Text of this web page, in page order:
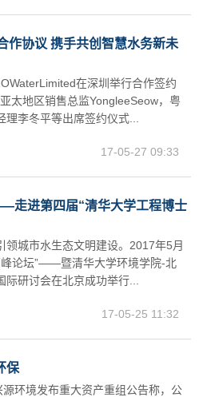
作协议 携手共创智慧水务新未
在深圳举行合作签约
太地区销售总监YongleeSeow，粤
李冬平等出席签约仪式...
17-05-27 09:33
走进第四届“清华大学工程博士
领城市水生态文明建设。2017年5月
峰论坛”——暨清华大学环境学院-北
研讨会在北京成功举行...
17-05-25 11:32
保
环境发布重大资产重组公告称，公